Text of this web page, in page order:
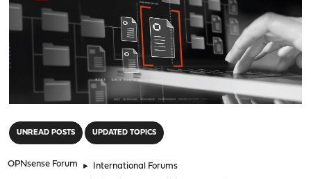
UNREAD POSTS UPDATED TOPICS
OPNsense Forum ► International Forums